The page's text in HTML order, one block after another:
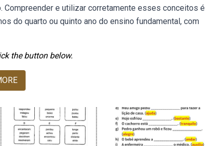
Compreender e utilizar corretamente esses conceitos é
do quarto ou quinto ano do ensino fundamental, com
the button below.